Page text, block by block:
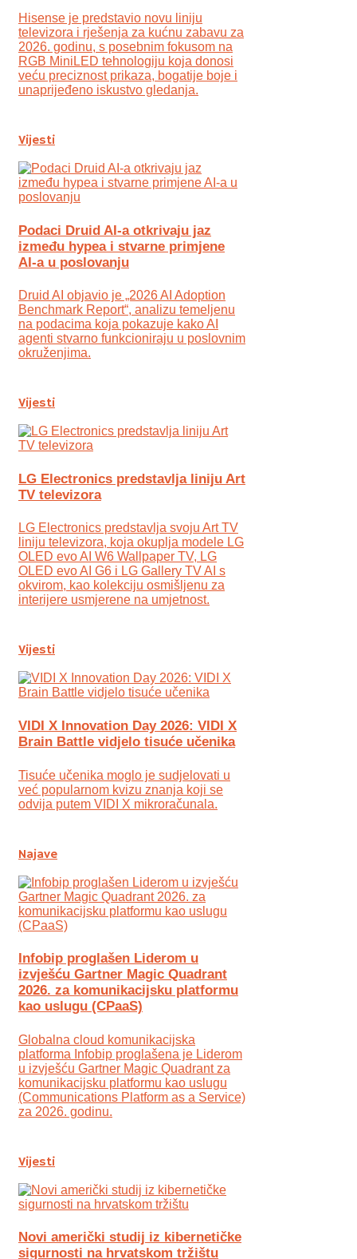
Hisense je predstavio novu liniju
televizora i rješenja za kućnu zabavu za
2026. godinu, s posebnim fokusom na
RGB MiniLED tehnologiju koja donosi
veću preciznost prikaza, bogatije boje i
unaprijeđeno iskustvo gledanja.
Vijesti
Podaci Druid AI-a otkrivaju jaz
između hypea i stvarne primjene
AI-a u poslovanju
Druid AI objavio je „2026 AI Adoption
Benchmark Report“, analizu temeljenu
na podacima koja pokazuje kako AI
agenti stvarno funkcioniraju u poslovnim
okruženjima.
Vijesti
LG Electronics predstavlja liniju Art
TV televizora
LG Electronics predstavlja svoju Art TV
liniju televizora, koja okuplja modele LG
OLED evo AI W6 Wallpaper TV, LG
OLED evo AI G6 i LG Gallery TV AI s
okvirom, kao kolekciju osmišljenu za
interijere usmjerene na umjetnost.
Vijesti
VIDI X Innovation Day 2026: VIDI X
Brain Battle vidjelo tisuće učenika
Tisuće učenika moglo je sudjelovati u
već popularnom kvizu znanja koji se
odvija putem VIDI X mikroračunala.
Najave
Infobip proglašen Liderom u
izvješću Gartner Magic Quadrant
2026. za komunikacijsku platformu
kao uslugu (CPaaS)
Globalna cloud komunikacijska
platforma Infobip proglašena je Liderom
u izvješću Gartner Magic Quadrant za
komunikacijsku platformu kao uslugu
(Communications Platform as a Service)
za 2026. godinu.
Vijesti
Novi američki studij iz kibernetičke
sigurnosti na hrvatskom tržištu